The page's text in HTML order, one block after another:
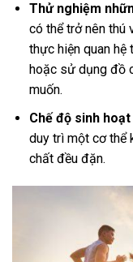
Thử nghiệm
có thể trở nên thú
thực hiện quan hệ
hoặc sử dụng đồ
muốn.
Chế độ sinh
duy trì một cơ thể
chất đều đặn.